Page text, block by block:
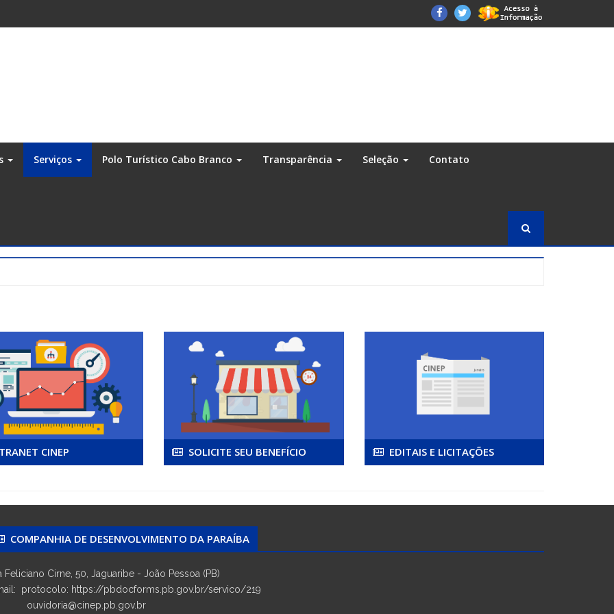
Facebook
Twitter
Serviços Polo Turístico Cabo Branco Transparência Seleção Contato
CINEP SOLICITE SEU BENEFÍCIO EDITAIS E LICITAÇÕES
COMPANHIA DE DESENVOLVIMENTO DA PARAÍBA
Feliciano Cirne, 50, Jaguaribe - João Pessoa (PB)
protocolo: https://pbdocforms.pb.gov.br/servico/219